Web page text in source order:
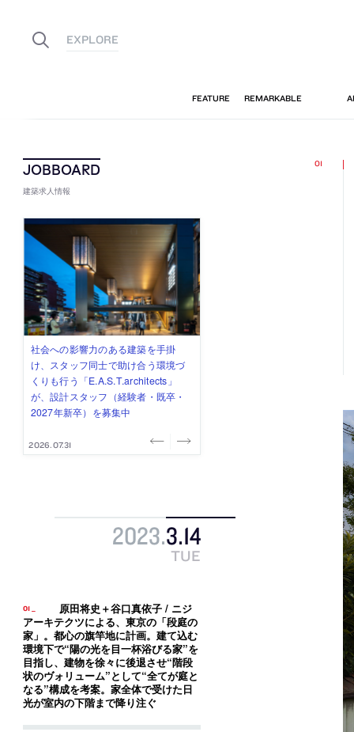
建築求人情報
佐々木慧が主宰する「axonometric株
式会社」が、設計スタッフ（経験
者・既卒・2027年新卒）を募集中
2026.08.07
古民家を軸に全国で“価値循環の仕組
み”を作り、リモートワーク主体の働
き方を実践する「株式会社つぎと」
が、設計スタッフ（経験者・既卒）
を募集中
2026.08.03
リノベる株式会社が、設計パートナ
ー (業務委託) を募集中
2026.08.03
社会への影響力のある建築を手掛
け、スタッフ同士で助け合う環境づ
くりも行う「E.A.S.T.architects」
が、設計スタッフ（経験者・既卒・
2027年新卒）を募集中
2026.07.31
代官山を拠点に活動する「梅澤竜也 /
ALA INC.」が、設計スタッフ・アル
バイト・事務職を募集中
2026.07.30
2023.3.14
TUE
原田将史＋谷口真依子 / ニジ
アーキテクツによる、東京の「段庭の
家」。都心の旗竿地に計画。建て込む
環境下で“陽の光を目一杯浴びる家”を
目指し、建物を徐々に後退させ“階段
状のヴォリューム”として“全てが庭と
なる”構成を考案。家全体で受けた日
光が室内の下階まで降り注ぐ